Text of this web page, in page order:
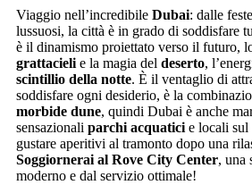
Viaggio nell’incredibile Dubai: dalle
lussuosi, la città è in grado di soddisfare
è il dinamismo proiettato verso il futuro,
grattacieli e la magia del deserto,
scintillio della notte. È il ventaglio di
soddisfare ogni desiderio, è la
morbide dune, quindi Dubai è anche
sensazionali parchi acquatici e locali sul
gustare aperitivi al tramonto dopo una
Soggiornerai al Rove City Center, una
moderno e dal servizio ottimale!